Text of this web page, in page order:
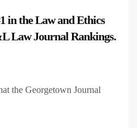
in the Law and Ethics
Law Journal Rankings.
the Georgetown Journal